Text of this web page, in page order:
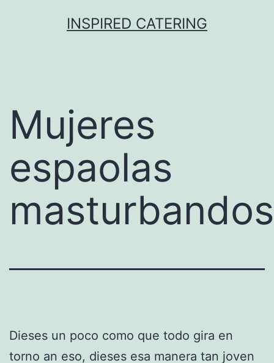
INSPIRED CATERING
Mujeres
espaolas
Dieses un poco como que todo gira en
torno an eso, dieses esa manera tan joven